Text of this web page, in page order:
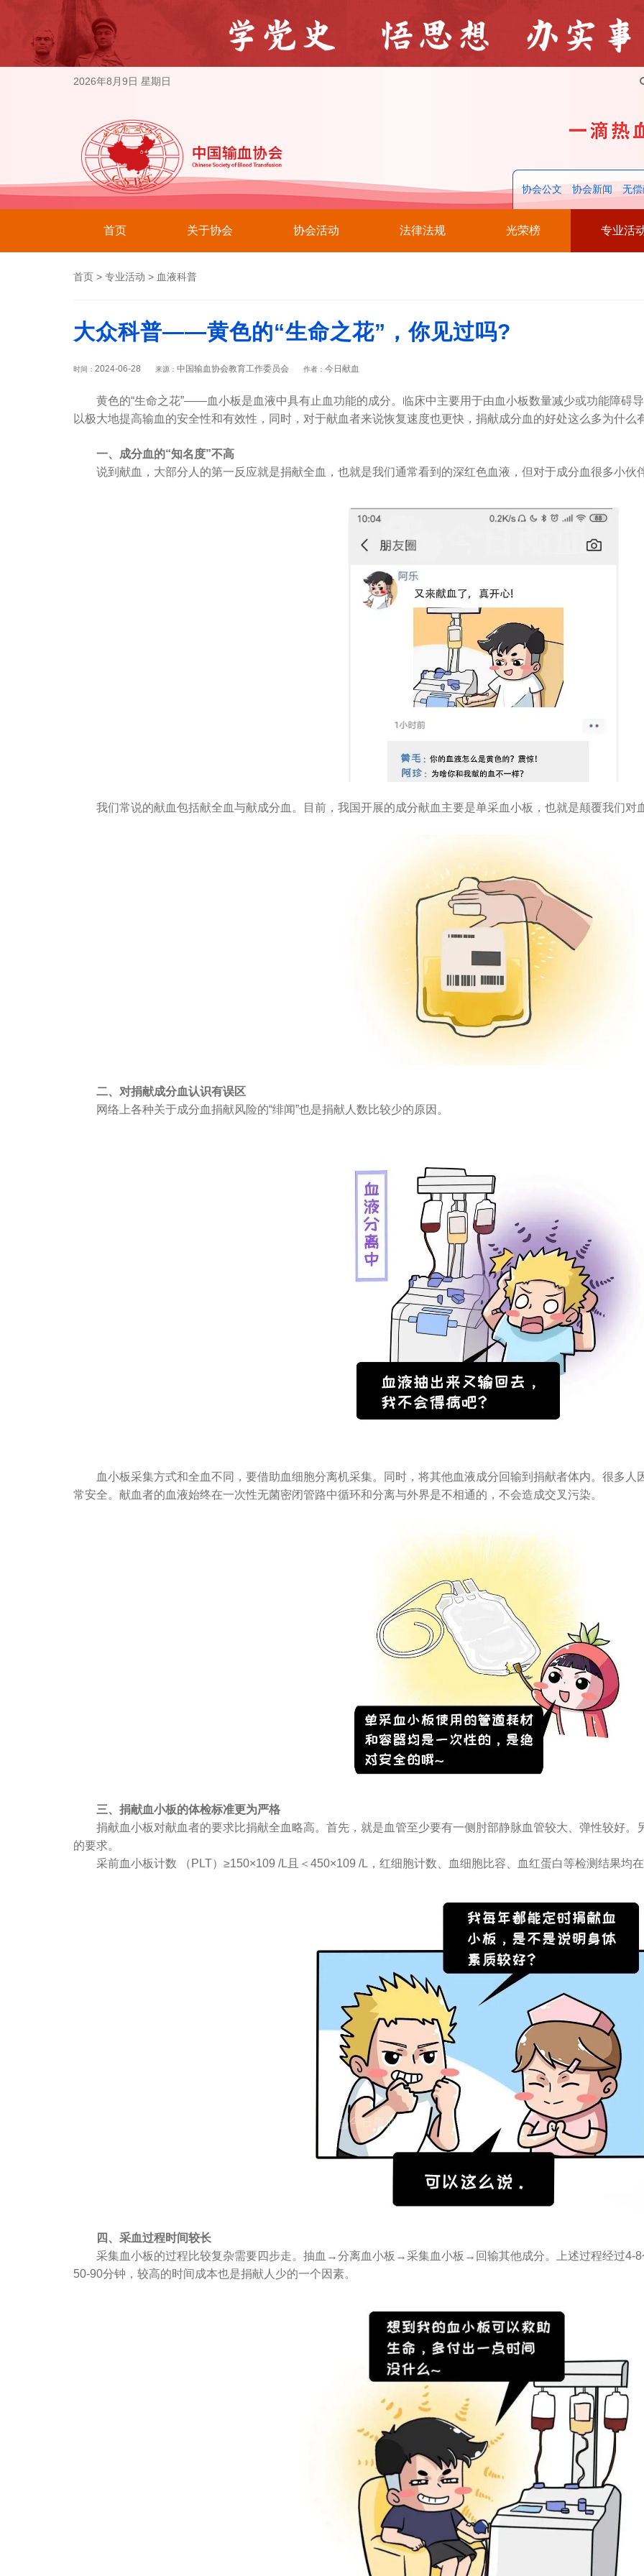
2026年8月9日 星期日
协会公文 协会新闻 无偿
首页 关于协会 协会活动 法律法规 光荣榜 专业活
首页 > 专业活动 > 血液科普
大众科普——黄色的“生命之花”，你见过吗?
时间： 2024-06-28 来源： 中国输血协会教育工作委员会 作者： 今日献血
黄色的“生命之花”——血小板是血液中具有止血功能的成分。临床中主要用于由血小板数量减少或功能障碍
以极大地提高输血的安全性和有效性，同时，对于献血者来说恢复速度也更快，捐献成分血的好处这么多为什么
一、成分血的“知名度”不高
说到献血，大部分人的第一反应就是捐献全血，也就是我们通常看到的深红色血液，但对于成分血很多小伙
我们常说的献血包括献全血与献成分血。目前，我国开展的成分献血主要是单采血小板，也就是颠覆我们对血
二、对捐献成分血认识有误区
网络上各种关于成分血捐献风险的“绯闻”也是捐献人数比较少的原因。
血小板采集方式和全血不同，要借助血细胞分离机采集。同时，将其他血液成分回输到捐献者体内。很多人
常安全。献血者的血液始终在一次性无菌密闭管路中循环和分离与外界是不相通的，不会造成交叉污染。
三、捐献血小板的体检标准更为严格
捐献血小板对献血者的要求比捐献全血略高。首先，就是血管至少要有一侧肘部静脉血管较大、弹性较好。
的要求。
采前血小板计数 （PLT）≥150×109 /L且＜450×109 /L，红细胞计数、血细胞比容、血红蛋白等检测结果均在
四、采血过程时间较长
采集血小板的过程比较复杂需要四步走。抽血→分离血小板→采集血小板→回输其他成分。上述过程经过4-8
50-90分钟，较高的时间成本也是捐献人少的一个因素。